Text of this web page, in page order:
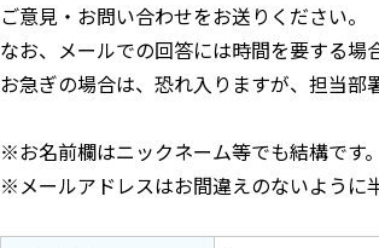
ご意見・お問い合わせをお送りください。
なお、メールでの回答には時間を要する場
お急ぎの場合は、恐れ入りますが、担当部
※お名前欄はニックネーム等でも結構です。
※メールアドレスはお間違えのないように